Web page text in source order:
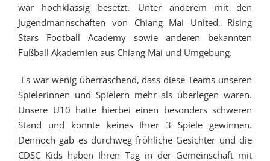
war hochklassig besetzt. Unter anderem mit den
Jugendmannschaften von Chiang Mai United, Rising
Stars Football Academy sowie anderen bekannten
Fußball Akademien aus Chiang Mai und Umgebung.
Es war wenig überraschend, dass diese Teams unseren
Spielerinnen und Spielern mehr als überlegen waren.
Unsere U10 hatte hierbei einen besonders schweren
Stand und konnte keines Ihrer 3 Spiele gewinnen.
Dennoch gab es durchweg fröhliche Gesichter und die
CDSC Kids haben Ihren Tag in der Gemeinschaft mit